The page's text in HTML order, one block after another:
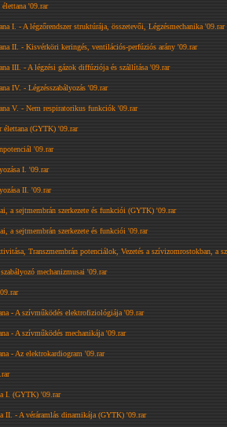
'09.rar
I. - A légzőrendszer struktúrája, összetevői, Légzésmechanika '09.rar
II. - Kisvérköri keringés, ventilációs-perfúziós arány '09.rar
III. - A légzési gázok diffúziója és szállítása '09.rar
IV. - Légzésszabályozás '09.rar
V. - Nem respiratorikus funkciók '09.rar
élettana (GYTK) '09.rar
'09.rar
I. '09.rar
II. '09.rar
a sejtmembrán szerkezete és funkciói (GYTK) '09.rar
a sejtmembrán szerkezete és funkciói '09.rar
Transzmembrán potenciálok, Vezetés a szívizomrostokban, a
mechanizmusai '09.rar
- A szívműködés elektrofiziológiája '09.rar
- A szívműködés mechanikája '09.rar
- Az elektrokardiogram '09.rar
I. (GYTK) '09.rar
II. - A véráramlás dinamikája (GYTK) '09.rar